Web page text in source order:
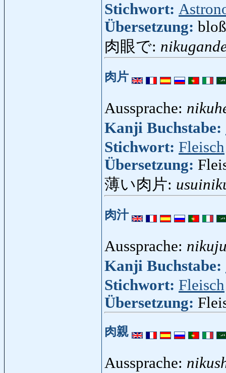
Stichwort:
Übersetzung:
肉眼で:
肉片
Aussprache:
Kanji Buchstabe:
Stichwort: Fleisch
Übersetzung:
薄い肉片:
肉汁
Aussprache:
Kanji Buchstabe:
Stichwort: Fleisch
Übersetzung:
肉親
Aussprache: